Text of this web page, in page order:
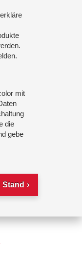
mit
die
gebe